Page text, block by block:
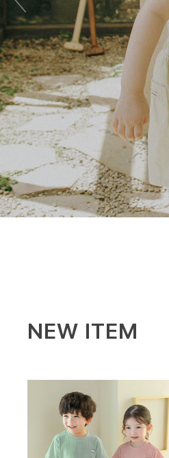
NEW ITEM